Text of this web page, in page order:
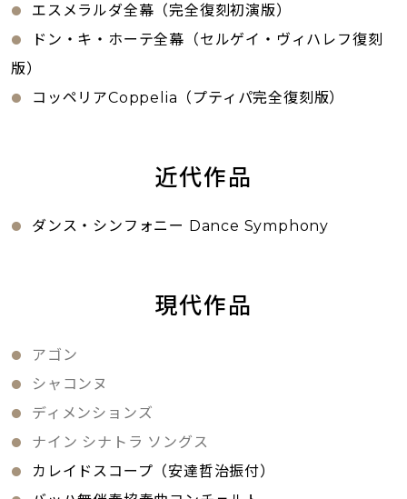
エスメラルダ全幕（完全復刻初演版）
ドン・キ・ホーテ全幕（セルゲイ・ヴィハレフ復刻
版）
コッペリアCoppelia（プティパ完全復刻版）
近代作品
ダンス・シンフォニー Dance Symphony
現代作品
アゴン
シャコンヌ
ディメンションズ
ナイン シナトラ ソングス
カレイドスコープ（安達哲治振付）